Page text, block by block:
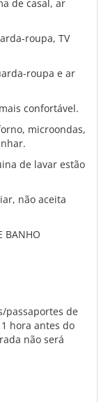
de casal, ar
roupa, TV
roupa e ar
confortável.
microondas,
de lavar estão
não aceita
BANHO
passaportes de
hora antes do
não será